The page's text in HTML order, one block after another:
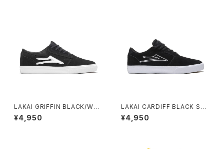
LAKAI GRIFFIN BLACK/WHI
TE SUEDE
¥4,950
LAKAI CARDIFF BLACK SUE
DE
¥4,950